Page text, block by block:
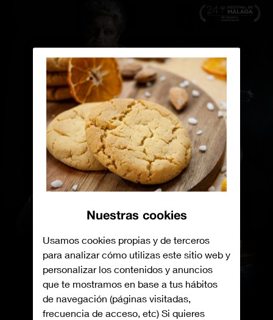
Nuestras cookies
Usamos cookies propias y de terceros
para analizar cómo utilizas este sitio web y
personalizar los contenidos y anuncios
que te mostramos en base a tus hábitos
de navegación (páginas visitadas,
frecuencia de acceso, etc) Si quieres